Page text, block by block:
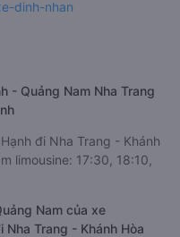
dinh-nhan
- Quảng Nam Nha Trang
đi Nha Trang - Khánh
limousine: 17:30, 18:10,
Nam của xe
Nha Trang - Khánh Hòa